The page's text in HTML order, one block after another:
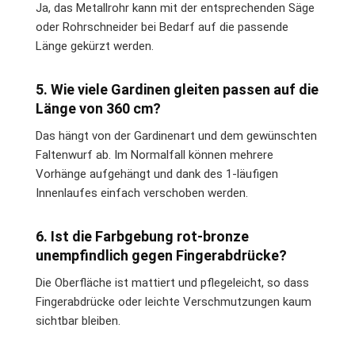
Ja, das Metallrohr kann mit der entsprechenden Säge
oder Rohrschneider bei Bedarf auf die passende
Länge gekürzt werden.
5. Wie viele Gardinen gleiten passen auf die
Länge von 360 cm?
Das hängt von der Gardinenart und dem gewünschten
Faltenwurf ab. Im Normalfall können mehrere
Vorhänge aufgehängt und dank des 1-läufigen
Innenlaufes einfach verschoben werden.
6. Ist die Farbgebung rot-bronze
unempfindlich gegen Fingerabdrücke?
Die Oberfläche ist mattiert und pflegeleicht, so dass
Fingerabdrücke oder leichte Verschmutzungen kaum
sichtbar bleiben.